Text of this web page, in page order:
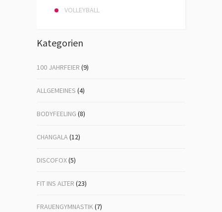
VOLLEYBALL
Kategorien
100 JAHRFEIER (9)
ALLGEMEINES (4)
BODYFEELING (8)
CHANGALA(12)
DISCOFOX(5)
FIT INS ALTER (23)
FRAUENGYMNASTIK(7)